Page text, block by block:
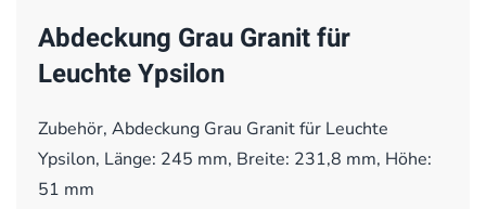
Abdeckung Grau Granit für
Leuchte Ypsilon
Zubehör, Abdeckung Grau Granit für Leuchte
Ypsilon, Länge: 245 mm, Breite: 231,8 mm, Höhe:
51 mm